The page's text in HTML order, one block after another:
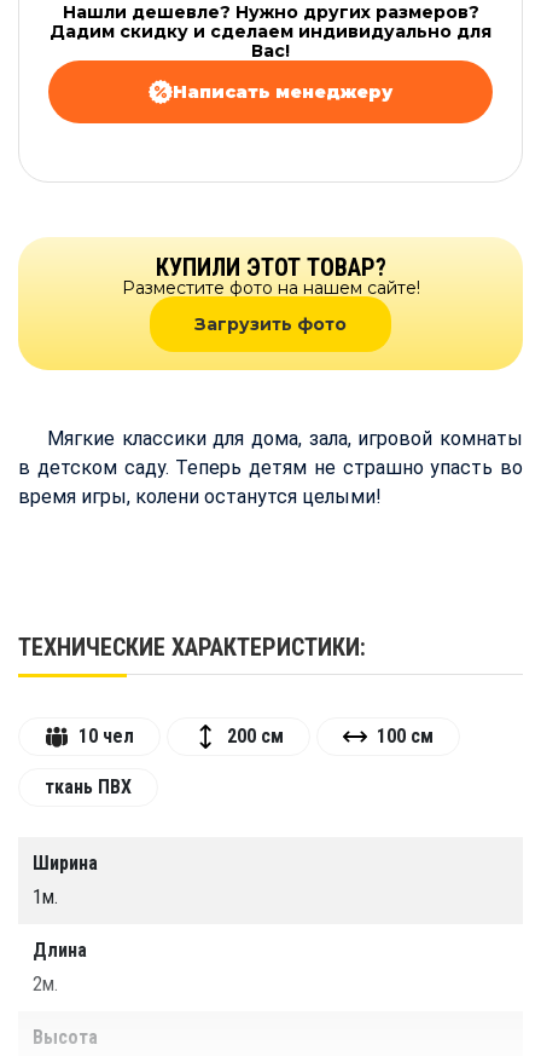
Нашли дешевле? Нужно других размеров?
Дадим скидку и сделаем индивидуально для
Вас!
Написать менеджеру
КУПИЛИ ЭТОТ ТОВАР?
Разместите фото на нашем сайте!
Загрузить фото
Мягкие классики для дома, зала, игровой комнаты
в детском саду. Теперь детям не страшно упасть во
время игры, колени останутся целыми!
ТЕХНИЧЕСКИЕ ХАРАКТЕРИСТИКИ:
10 чел 200 см 100 см
ткань ПВХ
Ширина
1м.
Длина
2м.
Высота